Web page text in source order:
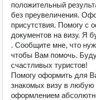
положительный
без преувеличения.
присутствия. Помогу
документов на визу. Я
. Сообщите мне, что
чтобы Вам помочь.
счастливых туристов!
Помогу оформить для
знакомых визу в любую
оформлением